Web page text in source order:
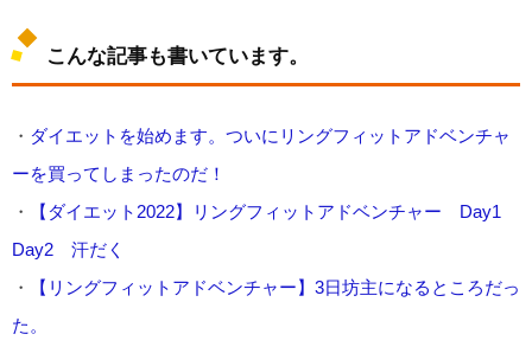
こんな記事も書いています。
・ ダイエットを始めます。ついにリングフィットアドベンチャ
ーを買ってしまったのだ！
・
【ダイエット2022】リングフィットアドベンチャー Day1
Day2 汗だく
・
【リングフィットアドベンチャー】3日坊主になるところだっ
た。